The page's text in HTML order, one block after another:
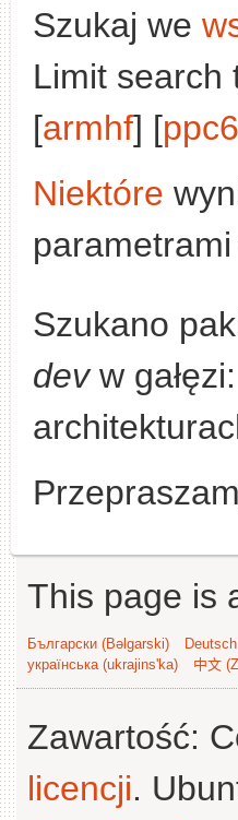
Szukaj we
Limit search
[armhf] [
Niektóre
Szukano
devw gałęzi:
This page is
Български (Bəlgarski) Deutsch
українська (ukrajins'ka)
中文
Zawartość:
licencji.